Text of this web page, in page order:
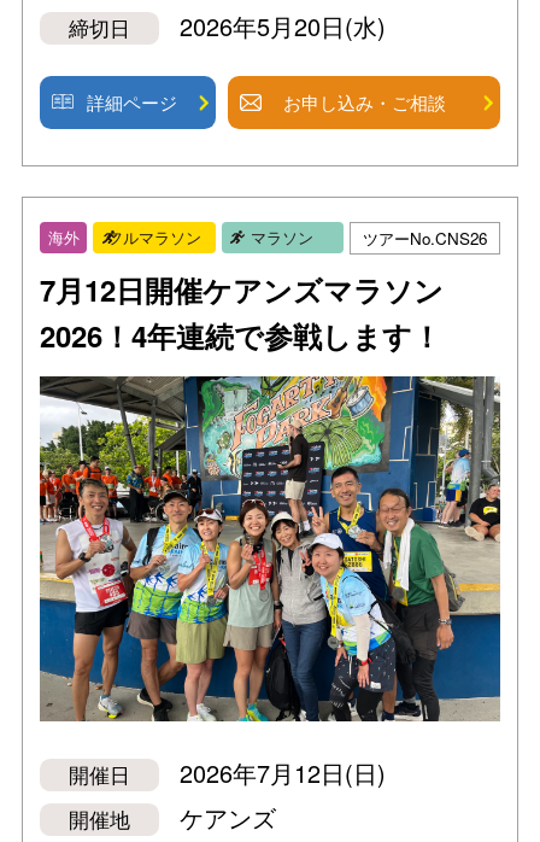
締切日 2026年5月20日(水)
詳細ページ お申し込み・ご相談
海外 フルマラソン マラソン ツアーNo.CNS26
7月12日開催ケアンズマラソン
2026！4年連続で参戦します！
開催日 2026年7月12日(日)
開催地 ケアンズ